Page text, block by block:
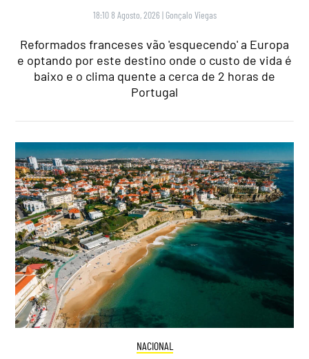
18:10 8 Agosto, 2026 | Gonçalo Viegas
Reformados franceses vão 'esquecendo' a Europa
e optando por este destino onde o custo de vida é
baixo e o clima quente a cerca de 2 horas de
Portugal
NACIONAL